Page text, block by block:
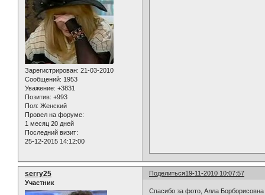
Зарегистрирован: 21-03-2010
Сообщений: 1953
Уважение: +3831
Позитив: +993
Пол: Женский
Провел на форуме:
1 месяц 20 дней
Последний визит:
25-12-2015 14:12:00
Поделиться19-11-2010 10:07:57
serry25
Участник
Спасибо за фото, Алла Борборисовна